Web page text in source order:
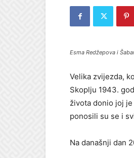
Esma Redžepova i
Velika zvijezda,
Skoplju 1943.
života donio joj
ponosili su se i
Na današnji dan